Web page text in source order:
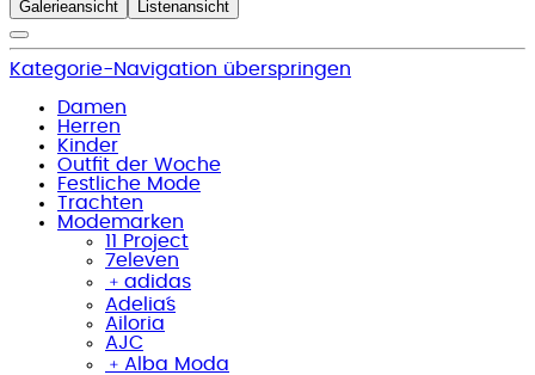
Galerieansicht Listenansicht
Kategorie-Navigation überspringen
Damen
Herren
Kinder
Outfit der Woche
Festliche Mode
Trachten
Modemarken
11 Project
7eleven
﹢ adidas
Adelia´s
Ailoria
AJC
﹢ Alba Moda